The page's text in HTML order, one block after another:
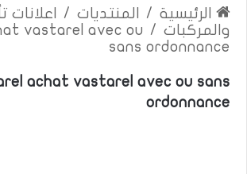
الرئيسية / المنتديات /
اعلانات
والمركبات /
vastarel avec ou
sans ordonnance
achat vastarel avec ou sans
ordonnance